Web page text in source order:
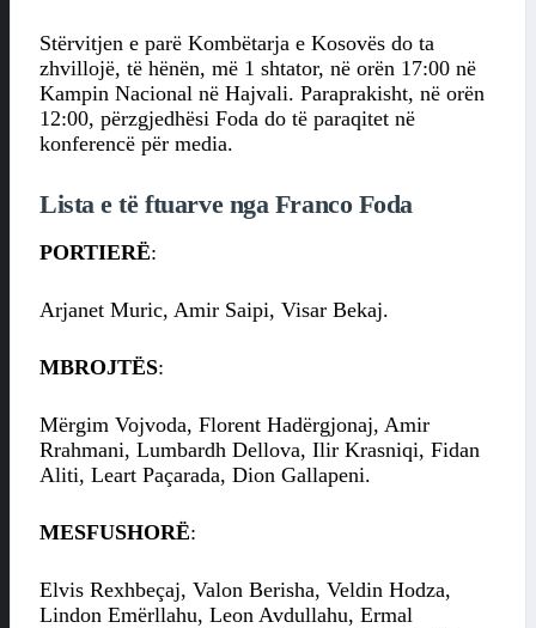
Stërvitjen e parë Kombëtarja e Kosovës do ta
zhvillojë, të hënën, më 1 shtator, në orën 17:00 në
Kampin Nacional në Hajvali. Paraprakisht, në orën
12:00, përzgjedhësi Foda do të paraqitet në
konferencë për media.
Lista e të ftuarve nga Franco Foda
PORTIERË:
Arjanet Muric, Amir Saipi, Visar Bekaj.
MBROJTËS:
Mërgim Vojvoda, Florent Hadërgjonaj, Amir
Rrahmani, Lumbardh Dellova, Ilir Krasniqi, Fidan
Aliti, Leart Paçarada, Dion Gallapeni.
MESFUSHORË:
Elvis Rexhbeçaj, Valon Berisha, Veldin Hodza,
Lindon Emërllahu, Leon Avdullahu, Ermal